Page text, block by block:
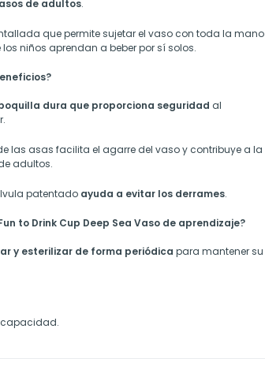
de adultos.
que permite sujetar el vaso con toda la mano
niños aprendan a beber por sí solos.
dura que proporciona seguridad al
las asas facilita el agarre del vaso y contribuye a la
adultos.
patentado ayuda a evitar los derrames.
to Drink Cup Deep Sea Vaso de aprendizaje?
y esterilizar de forma periódica para mantener su
capacidad.